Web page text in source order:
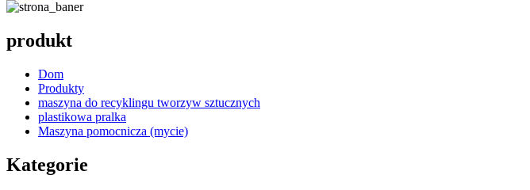
produkt
Dom
Produkty
maszyna do recyklingu tworzyw sztucznych
plastikowa pralka
Maszyna pomocnicza (mycie)
Kategorie